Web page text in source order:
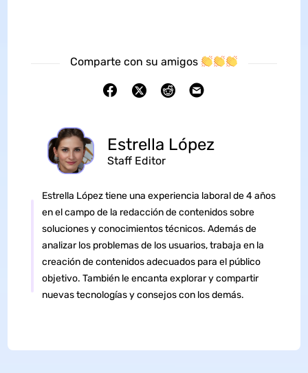
Comparte con su amigos
Estrella López
Staff Editor
Estrella López tiene una experiencia laboral de 4 años
en el campo de la redacción de contenidos sobre
soluciones y conocimientos técnicos. Además de
analizar los problemas de los usuarios, trabaja en la
creación de contenidos adecuados para el público
objetivo. También le encanta explorar y compartir
nuevas tecnologías y consejos con los demás.